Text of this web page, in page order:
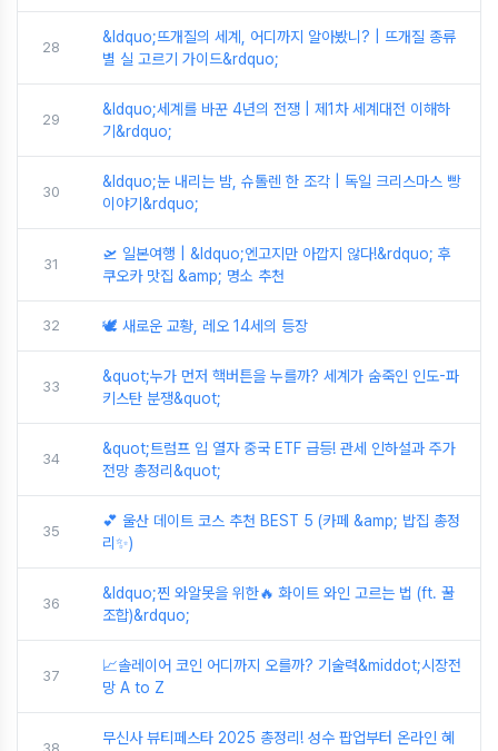
28
&ldquo;뜨개질의 세계, 어디까지 알아봤니? | 뜨개질 종류
별 실 고르기 가이드&rdquo;
29
&ldquo;세계를 바꾼 4년의 전쟁 | 제1차 세계대전 이해하
기&rdquo;
30
&ldquo;눈 내리는 밤, 슈톨렌 한 조각 | 독일 크리스마스 빵
이야기&rdquo;
31
🛫 일본여행 | &ldquo;엔고지만 아깝지 않다!&rdquo; 후
쿠오카 맛집 &amp; 명소 추천
32 🕊️ 새로운 교황, 레오 14세의 등장
33
&quot;누가 먼저 핵버튼을 누를까? 세계가 숨죽인 인도-파
키스탄 분쟁&quot;
34
&quot;트럼프 입 열자 중국 ETF 급등! 관세 인하설과 주가
전망 총정리&quot;
35
💕 울산 데이트 코스 추천 BEST 5 (카페 &amp; 밥집 총정
리✨)
36
&ldquo;찐 와알못을 위한🔥 화이트 와인 고르는 법 (ft. 꿀
조합)&rdquo;
37
📈솔레이어 코인 어디까지 오를까? 기술력&middot;시장전
망 A to Z
무신사 뷰티페스타 2025 총정리! 성수 팝업부터 온라인 혜